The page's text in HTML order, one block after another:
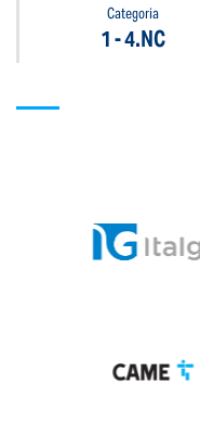
Categoria
1 - 4.NC